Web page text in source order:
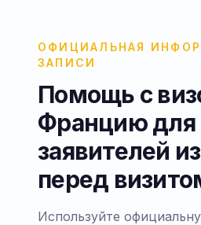
ОФИЦИАЛЬНАЯ
ЗАПИСИ
Помощь с
Францию для
заявителей
перед
Используйте